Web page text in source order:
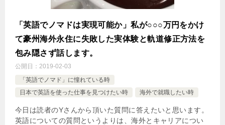
「英語でノマドは実現可能か」私が○○○万円をかけ
て豪州海外永住に失敗した実体験と軌道修正方法を
包み隠さず話します。
公開日： 2019-02-03
「英語でノマド」に憧れている時
日本で英語を使った仕事を見つけたい時
海外で就職したい時
今日は読者のYさんから頂いた質問に答えたいと思います。
英語についての質問というよりは、海外とキャリアについ